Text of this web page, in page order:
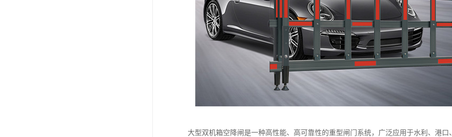
大型双机箱空降闸是一种高性能、高可靠性的重型闸门系统，广泛应用于水利、港